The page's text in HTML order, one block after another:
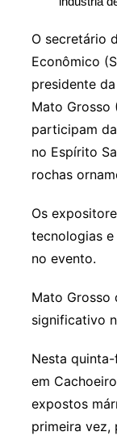
O secretário
Econômico
presidente
Mato Grosso
participam
no Espírito
rochas
Os
tecnologias
no evento.
Mato Grosso
significativo
Nesta
em
expostos
primeira vez,